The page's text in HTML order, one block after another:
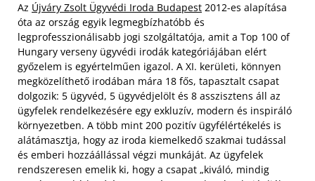
Az Újváry Zsolt Ügyvédi Iroda Budapest 2012-es alapítása
óta az ország egyik legmegbízhatóbb és
legprofesszionálisabb jogi szolgáltatója, amit a Top 100 of
Hungary verseny ügyvédi irodák kategóriájában elért
győzelem is egyértelműen igazol. A XI. kerületi, könnyen
megközelíthető irodában mára 18 fős, tapasztalt csapat
dolgozik: 5 ügyvéd, 5 ügyvédjelölt és 8 asszisztens áll az
ügyfelek rendelkezésére egy exkluzív, modern és inspiráló
környezetben. A több mint 200 pozitív ügyfélértékelés is
alátámasztja, hogy az iroda kiemelkedő szakmai tudással
és emberi hozzáállással végzi munkáját. Az ügyfelek
rendszeresen emelik ki, hogy a csapat „kiváló, mindig